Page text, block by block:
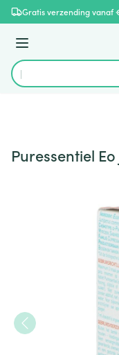
Ga naar de inhoud
Gratis verzending vanaf
Menu
Product, merk,
Puressentiel